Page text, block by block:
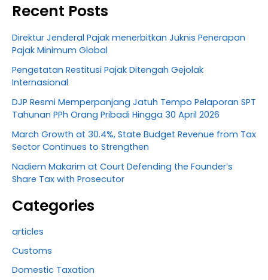
Recent Posts
Direktur Jenderal Pajak menerbitkan Juknis Penerapan
Pajak Minimum Global
Pengetatan Restitusi Pajak Ditengah Gejolak
Internasional
DJP Resmi Memperpanjang Jatuh Tempo Pelaporan SPT
Tahunan PPh Orang Pribadi Hingga 30 April 2026
March Growth at 30.4%, State Budget Revenue from Tax
Sector Continues to Strengthen
Nadiem Makarim at Court Defending the Founder’s
Share Tax with Prosecutor
Categories
articles
Customs
Domestic Taxation